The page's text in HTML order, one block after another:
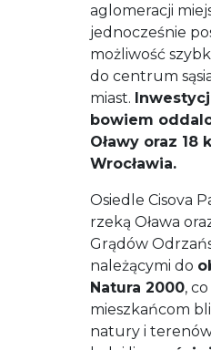
aglomeracji
jednocześnie
możliwość
do centrum
miast.
bowiem
Oławy oraz 18
Wrocławia.
Osiedle Cisova
rzeką Oława
Grądów
należącymi do
Natura 2000,
mieszkańcom
natury i